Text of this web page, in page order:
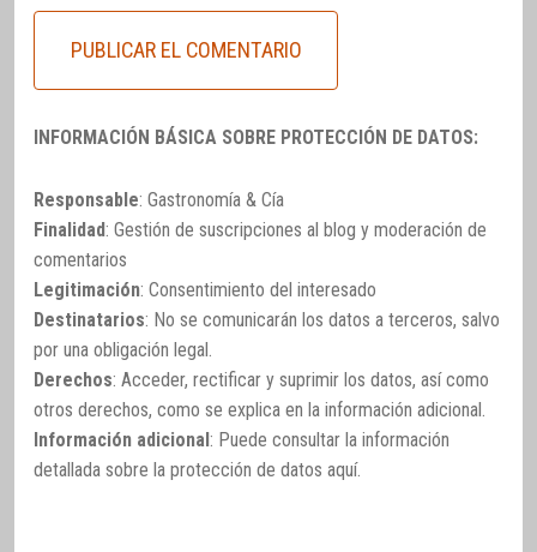
INFORMACIÓN BÁSICA SOBRE PROTECCIÓN DE DATOS:
Responsable: Gastronomía & Cía
Finalidad: Gestión de suscripciones al blog y moderación de
comentarios
Legitimación: Consentimiento del interesado
Destinatarios: No se comunicarán los datos a terceros, salvo
por una obligación legal.
Derechos: Acceder, rectificar y suprimir los datos, así como
otros derechos, como se explica en la información adicional.
Información adicional : Puede consultar la información
detallada sobre la protección de datos aquí.